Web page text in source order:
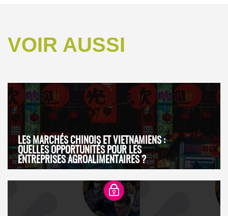
VOIR AUSSI
LES MARCHÉS CHINOIS ET VIETNAMIENS :
QUELLES OPPORTUNITÉS POUR LES
ENTREPRISES AGROALIMENTAIRES ?